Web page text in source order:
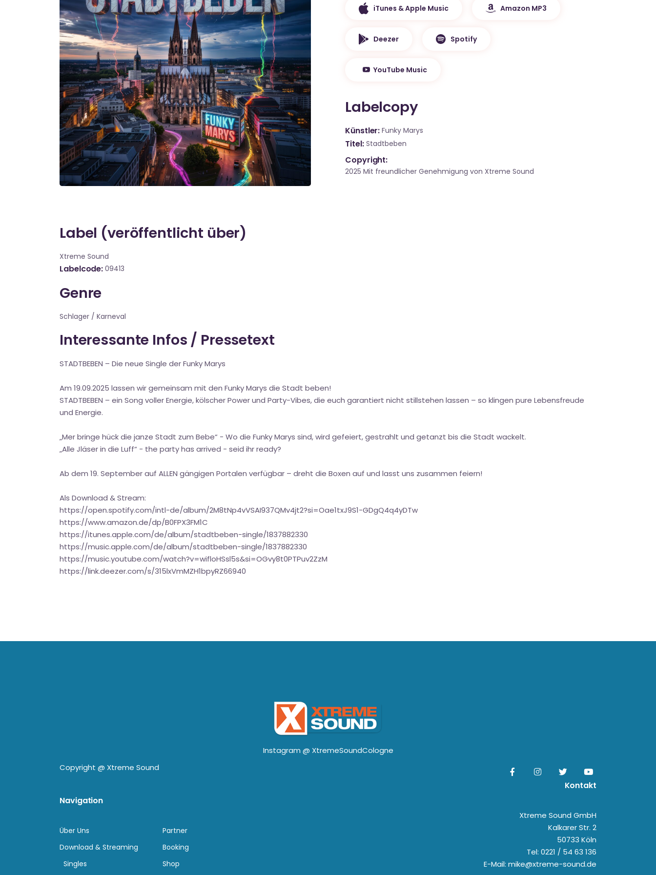
iTunes & Apple Music Amazon MP3
Deezer Spotify
YouTube Music
Labelcopy
Künstler Funky Marys
Titel Stadtbeben
Copyright:
2025 Mit freundlicher Genehmigung von Xtreme Sound
Label (veröffentlicht über)
Xtreme Sound
Labelcode 09413
Genre
Schlager / Karneval
Interessante Infos / Pressetext
STADTBEBEN – Die neue Single der Funky Marys
Am 19.09.2025 lassen wir gemeinsam mit den Funky Marys die Stadt beben!
STADTBEBEN – ein Song voller Energie, kölscher Power und Party-Vibes, die euch garantiert nicht stillstehen lassen – so klingen pure Lebensfreude
und Energie.
„Mer bringe hück die janze Stadt zum Bebe“ - Wo die Funky Marys sind, wird gefeiert, gestrahlt und getanzt bis die Stadt wackelt.
„Alle Jläser in die Luff“ - the party has arrived - seid ihr ready?
Ab dem 19. September auf ALLEN gängigen Portalen verfügbar – dreht die Boxen auf und lasst uns zusammen feiern!
Als Download & Stream:
https://open.spotify.com/intl-de/album/2M8tNp4vVSAI937QMv4jt2?si=Oae1txJ9S1-GDgQ4q4yDTw
https://www.amazon.de/dp/B0FPX3FM1C
https://itunes.apple.com/de/album/stadtbeben-single/1837882330
https://music.apple.com/de/album/stadtbeben-single/1837882330
https://music.youtube.com/watch?v=wifloHSsl5s&si=OGvy8t0PTPuv2ZzM
https://link.deezer.com/s/315lxVmMZH1bpyRZ66940
Instagram @ XtremeSoundCologne
Copyright @ Xtreme Sound
Navigation
Über Uns
Download & Streaming
Singles
Partner
Booking
Shop
Kontakt
Xtreme Sound GmbH
Kalkarer Str. 2
50733 Köln
Tel: 0221 / 54 63 136
E-Mail: mike@xtreme-sound.de